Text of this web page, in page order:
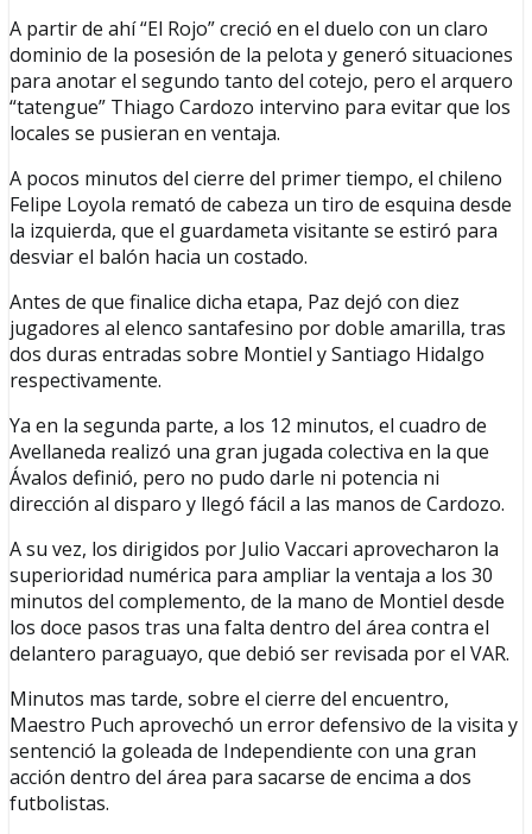
A partir de ahí “El Rojo” creció en el duelo con un claro
dominio de la posesión de la pelota y generó situaciones
para anotar el segundo tanto del cotejo, pero el arquero
“tatengue” Thiago Cardozo intervino para evitar que los
locales se pusieran en ventaja.
A pocos minutos del cierre del primer tiempo, el chileno
Felipe Loyola remató de cabeza un tiro de esquina desde
la izquierda, que el guardameta visitante se estiró para
desviar el balón hacia un costado.
Antes de que finalice dicha etapa, Paz dejó con diez
jugadores al elenco santafesino por doble amarilla, tras
dos duras entradas sobre Montiel y Santiago Hidalgo
respectivamente.
Ya en la segunda parte, a los 12 minutos, el cuadro de
Avellaneda realizó una gran jugada colectiva en la que
Ávalos definió, pero no pudo darle ni potencia ni
dirección al disparo y llegó fácil a las manos de Cardozo.
A su vez, los dirigidos por Julio Vaccari aprovecharon la
superioridad numérica para ampliar la ventaja a los 30
minutos del complemento, de la mano de Montiel desde
los doce pasos tras una falta dentro del área contra el
delantero paraguayo, que debió ser revisada por el VAR.
Minutos mas tarde, sobre el cierre del encuentro,
Maestro Puch aprovechó un error defensivo de la visita y
sentenció la goleada de Independiente con una gran
acción dentro del área para sacarse de encima a dos
futbolistas.